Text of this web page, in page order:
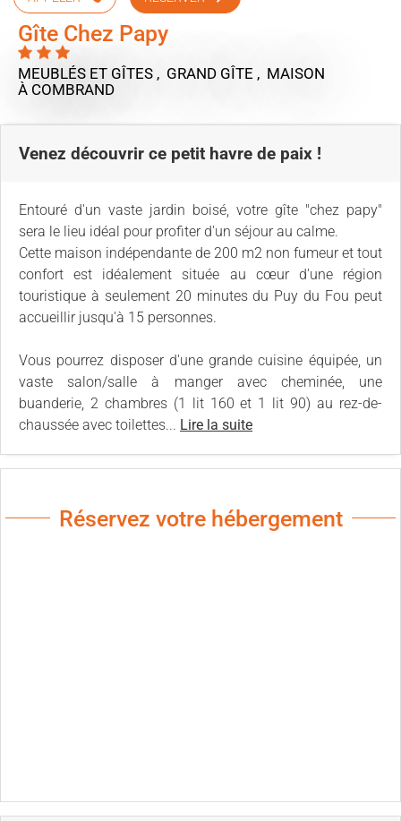
Gîte Chez Papy
MEUBLÉS ET GÎTES , GRAND GÎTE , MAISON
À COMBRAND
Venez découvrir ce petit havre de paix !
Entouré d'un vaste jardin boisé, votre gîte "chez papy"
sera le lieu idéal pour profiter d'un séjour au calme.
Cette maison indépendante de 200 m2 non fumeur et tout
confort est idéalement située au cœur d'une région
touristique à seulement 20 minutes du Puy du Fou peut
accueillir jusqu'à 15 personnes.
Vous pourrez disposer d'une grande cuisine équipée, un
vaste salon/salle à manger avec cheminée, une
buanderie, 2 chambres (1 lit 160 et 1 lit 90) au rez-de-
chaussée avec toilettes... Lire la suite
Réservez votre hébergement